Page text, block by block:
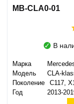
MB-CLA0-01
В
Марка
Модель
CLA-
Поколение
C117,
Год
2013-